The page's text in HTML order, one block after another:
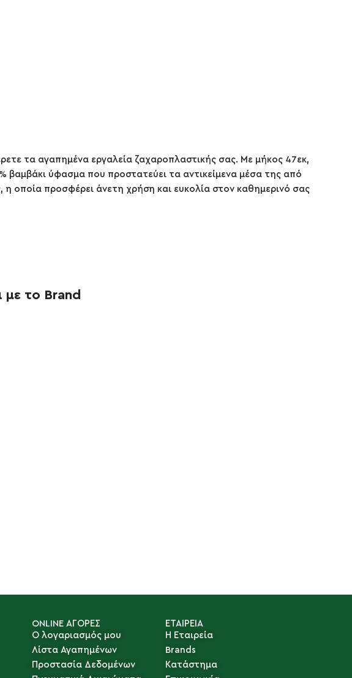
τα αγαπημένα εργαλεία ζαχαροπλαστικής σας. Με μήκος 47εκ,
βαμβάκι ύφασμα που προστατεύει τα αντικείμενα μέσα της από
οποία προσφέρει άνετη χρήση και ευκολία στον καθημερινό σας
με το Brand
ONLINE ΑΓΟΡΕΣ
Ο λογαριασμός μου
Λίστα Αγαπημένων
Προστασία Δεδομένων
ΕΤΑΙΡΕΙΑ
Η Εταιρεία
Brands
Κατάστημα